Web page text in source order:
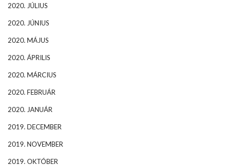
2020. JÚLIUS
2020. JÚNIUS
2020. MÁJUS
2020. ÁPRILIS
2020. MÁRCIUS
2020. FEBRUÁR
2020. JANUÁR
2019. DECEMBER
2019. NOVEMBER
2019. OKTÓBER